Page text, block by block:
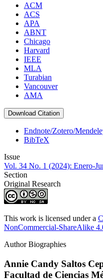
ACM
ACS
APA
ABNT
Chicago
Harvard
IEEE
MLA
Turabian
Vancouver
AMA
Download Citation
Endnote/Zotero/
BibTeX
Issue
Vol. 34 No. 1 (2024): Enero-
Section
Original Research
This work is licensed under a
NonCommercial-ShareAlike
Author Biographies
Annie Candy Saltos
Facultad de Ciencias